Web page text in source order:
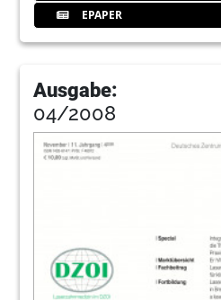
EPAPER
Ausgabe:
04/2008